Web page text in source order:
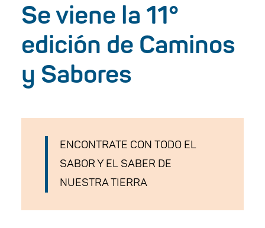
Se viene la 11°
edición de Caminos
y Sabores
ENCONTRATE CON TODO EL
SABOR Y EL SABER DE
NUESTRA TIERRA